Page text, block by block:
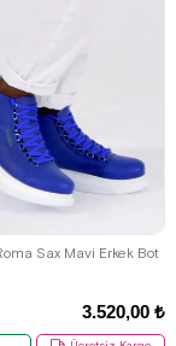
Sax Mavi Erkek Bot
3.520,00 ₺
39 40 41
42
45